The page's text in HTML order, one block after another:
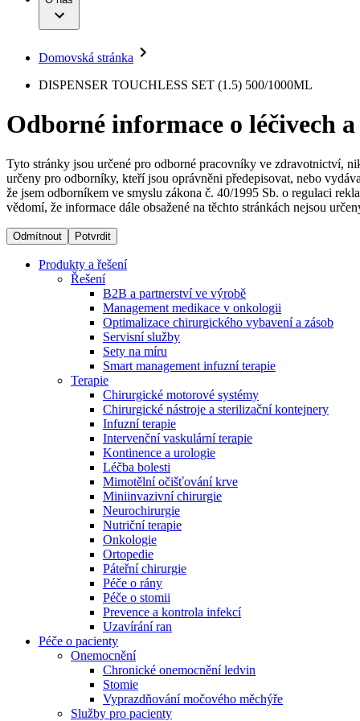
Léčba bolesti
Mimotělní očišťování krve
Neurochirurgie
Onkologie
Ortopedie
Péče o rány
Péče o stomii
Prevence a kontrola infekcí
Uzavírání ran
Terapie
Onemocnění
B. Braun Avitum
Vaše příležitost​
Nabídky pracovních míst
Objevte své kariérní příležitosti ​v B. Braun. Vyhledejte náš trh
Média
Tiskové zprávy
Kontakt
Registrace k odběru newsletteru
Společnost
Odpovědnost
Domovská stránka
DISPENSER TOUCHLESS SET (1.5) 500/1000ML
Odborné informace o léčivech
Tyto stránky jsou určené pro odborné pracovníky ve zdravotnictví,
určeny pro odborníky, kteří jsou oprávněni předepisovat, nebo
že jsem odborníkem ve smyslu zákona č. 40/1995 Sb. o regulaci
vědomí, že informace dále obsažené na těchto stránkách nejsou
Odmítnout Potvrdit
Produkty a řešení
Řešení
B2B a partnerství ve výrobě
Management medikace v onkologii
Optimalizace chirurgického vybavení a zásob
Servisní služby
Sety na míru
Smart management infuzní terapie​
Terapie
Chirurgické motorové systémy
Chirurgické nástroje a sterilizační kontejnery
Infuzní terapie
Intervenční vaskulární terapie
Kontinence a urologie
Léčba bolesti
Mimotělní očišťování krve
Miniinvazivní chirurgie
Neurochirurgie
Nutriční terapie
Onkologie
Ortopedie
Páteřní chirurgie
Péče o rány
Péče o stomii
Prevence a kontrola infekcí
Uzavírání ran
Péče o pacienty
Onemocnění
Chronické onemocnění ledvin
Stomie
Vyprazdňování močového měchýře
Služby pro pacienty